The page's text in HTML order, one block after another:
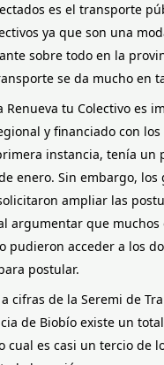
es el transporte
ya que son una
sobre todo en la
se da mucho en
Renueva tu Colectivo es
y financiado con
instancia, tenía un
enero. Sin embargo, los
ampliar las
argumentar que muchos
pudieron acceder a los
postular.
cifras de la Seremi de
de Biobío existe un
cual es casi un tercio de